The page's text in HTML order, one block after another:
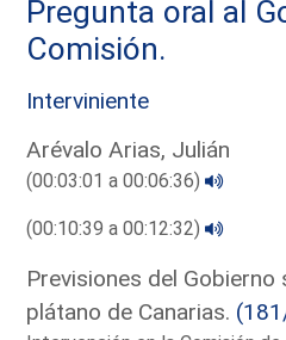
Pregunta oral al
Comisión.
Interviniente
Arévalo Arias, Julián
(00:03:01 a 00:06:36)
(00:10:39 a 00:12:32)
Previsiones del
plátano de Canarias.